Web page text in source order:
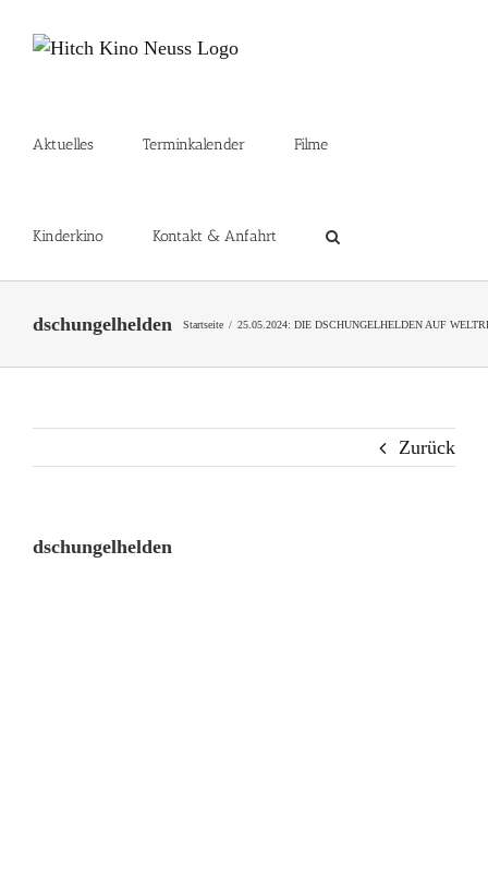
Inhalt
Aktuelles Terminkalender Filme
Kinderkino Kontakt & Anfahrt
dschungelhelden Startseite 25.05.2024: DIE DSCHUNGELHELDEN AUF
Zurück
dschungelhelden